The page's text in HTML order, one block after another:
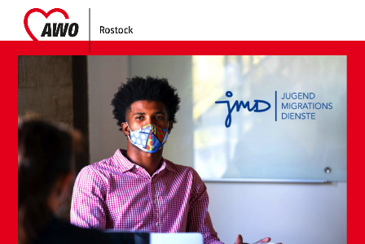
content
Open
mobile
menu
Close
mobile
menu